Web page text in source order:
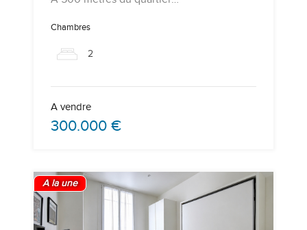
Chambres
2
A vendre
300.000 €
A la une